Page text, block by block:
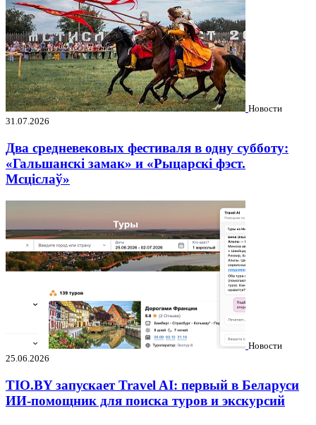
Новости
31.07.2026
Два средневековых фестиваля в одну субботу:
«Гальшанскі замак» и «Рыцарскі фэст.
Мсціслаў»
Новости
25.06.2026
TIO.BY запускает Travel AI: первый в Беларуси
ИИ-помощник для поиска туров и экскурсий